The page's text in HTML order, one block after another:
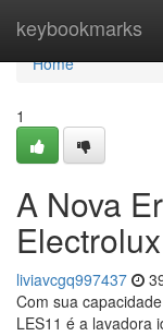
keybookmarks
Home
Home
1
A Nova
liviavcgq997437
Com sua
LES11 é a lavadora